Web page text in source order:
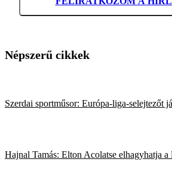
Népszerű cikkek
Szerdai sportműsor: Európa-liga-selejtezőt
Hajnal Tamás: Elton Acolatse elhagyhatja a